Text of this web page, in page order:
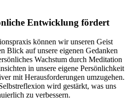
Entwicklung fördert
können wir unseren Geist
Blick auf unsere eigenen Gedanken
Wachstum durch Meditation
in unsere eigene Persönlichkeit
mit Herausforderungen umzugehen.
wird gestärkt, was uns
zu verbessern.